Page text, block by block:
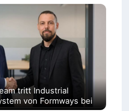
tritt Industrial
von Formways bei